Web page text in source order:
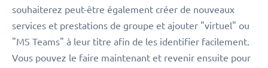
souhaiterez peut-être également créer de nouveaux
services et prestations de groupe et ajouter "virtuel" ou
"MS Teams" à leur titre afin de les identifier facilement.
Vous pouvez le faire maintenant et revenir ensuite pour